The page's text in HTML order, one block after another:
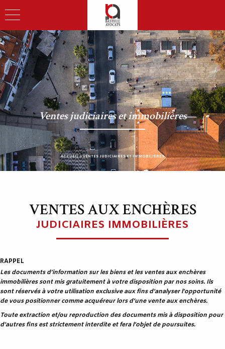
Ventes judiciaires et immobilières
ACCUEIL>VENTES JUDICIAIRES ET IMMOBILIÈRES
VENTES AUX ENCHÈRES
JUDICIAIRES IMMOBILIÈRES
RAPPEL
Les documents d’information sur les biens et les ventes aux enchères
immobilières sont mis gratuitement à votre disposition par nos soins. Ils
sont réservés à votre utilisation exclusive aux fins d’analyser l’opportunité
de vous positionner comme acquéreur lors d’une vente aux enchères.
Toute extraction et/ou reproduction des documents mis à disposition pour
d’autres fins est strictement interdite et fera l’objet de poursuites.